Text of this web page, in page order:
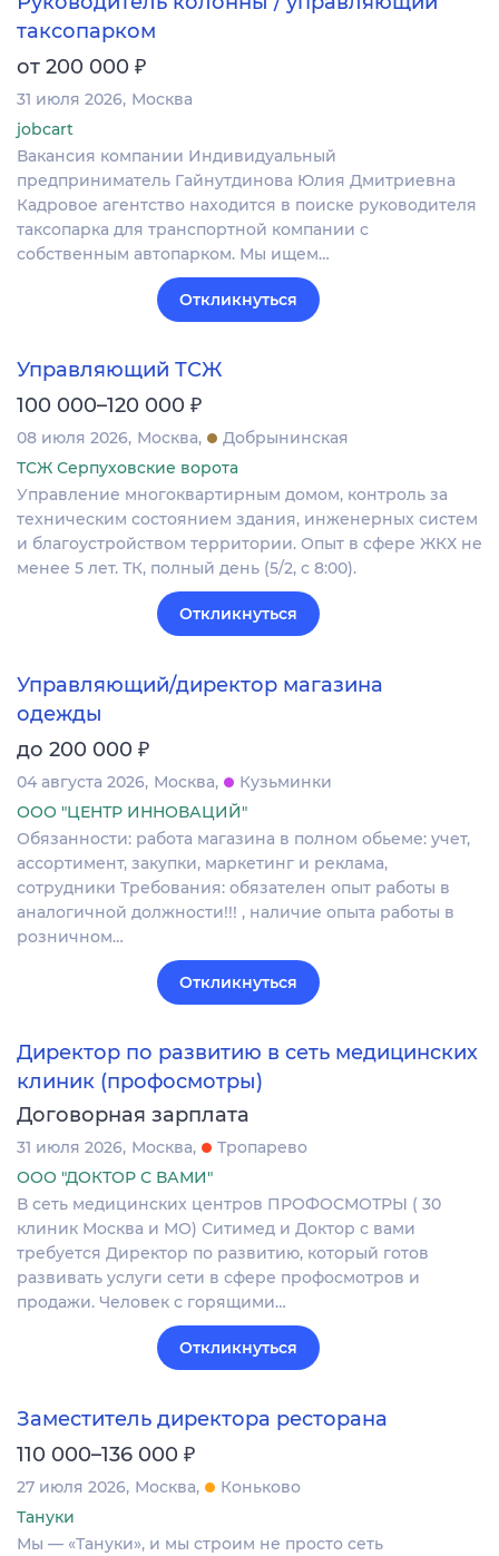
таксопарком
от 200 000 ₽
31 июля 2026 Москва
jobcart
Вакансия компании Индивидуальный
предприниматель Гайнутдинова Юлия Дмитриевна
Кадровое агентство находится в поиске руководителя
таксопарка для транспортной компании с
собственным автопарком. Мы ищем…
Откликнуться
Управляющий ТСЖ
100 000–120 000 ₽
08 июля 2026 Москва
Добрынинская
ТСЖ Серпуховские ворота
Управление многоквартирным домом, контроль за
техническим состоянием здания, инженерных систем
и благоустройством территории. Опыт в сфере ЖКХ не
менее 5 лет. ТК, полный день (5/2, с 8:00).
Откликнуться
Управляющий/директор магазина
одежды
до 200 000 ₽
04 августа 2026 Москва
Кузьминки
ООО "ЦЕНТР ИННОВАЦИЙ"
Обязанности: работа магазина в полном обьеме: учет,
ассортимент, закупки, маркетинг и реклама,
сотрудники Требования: обязателен опыт работы в
аналогичной должности!!! , наличие опыта работы в
розничном…
Откликнуться
Директор по развитию в сеть медицинских
клиник (профосмотры)
Договорная зарплата
31 июля 2026 Москва
Тропарево
ООО "ДОКТОР С ВАМИ"
В сеть медицинских центров ПРОФОСМОТРЫ ( 30
клиник Москва и МО) Ситимед и Доктор с вами
требуется Директор по развитию, который готов
развивать услуги сети в сфере профосмотров и
продажи. Человек с горящими…
Откликнуться
Заместитель директора ресторана
110 000–136 000 ₽
27 июля 2026 Москва
Коньково
Тануки
Мы — «Тануки», и мы строим не просто сеть